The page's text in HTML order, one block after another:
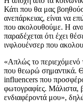
Κάτι που θα μας
ανεπάρκειας, είναι να
που ακολουθούμε. Η
παραδέχεται ότι έχει
ινφλουένσερ που
«Απλώς το περιεχόμενό
που θεωρώ σημαντικά.
influencers που
φωτογραφίες. Μάλιστα,
ενδιαφέροντά μου»,